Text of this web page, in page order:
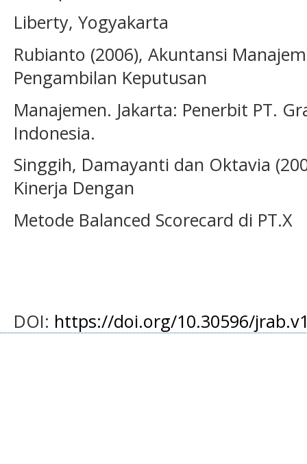
Liberty, Yogyakarta
Rubianto (2006), Akuntansi
Pengambilan Keputusan
Manajemen. Jakarta: Penerbit PT.
Indonesia.
Singgih, Damayanti dan Oktavia
Kinerja Dengan
Metode Balanced Scorecard di PT.X
DOI: https://doi.org/10.30596/